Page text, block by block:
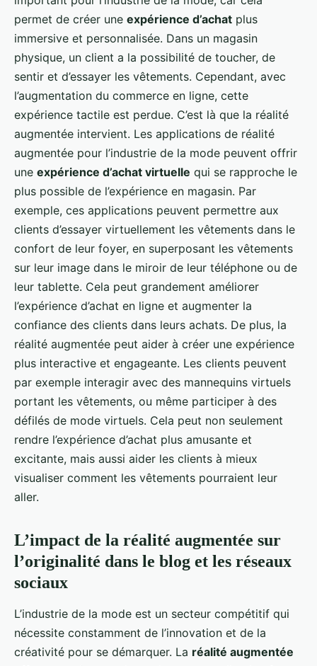
permet de créer une expérience d’achat plus
immersive et personnalisée. Dans un magasin
physique, un client a la possibilité de toucher, de
sentir et d’essayer les vêtements. Cependant, avec
l’augmentation du commerce en ligne, cette
expérience tactile est perdue. C’est là que la réalité
augmentée intervient. Les applications de réalité
augmentée pour l’industrie de la mode peuvent offrir
une expérience d’achat virtuelle qui se rapproche le
plus possible de l’expérience en magasin. Par
exemple, ces applications peuvent permettre aux
clients d’essayer virtuellement les vêtements dans le
confort de leur foyer, en superposant les vêtements
sur leur image dans le miroir de leur téléphone ou de
leur tablette. Cela peut grandement améliorer
l’expérience d’achat en ligne et augmenter la
confiance des clients dans leurs achats. De plus, la
réalité augmentée peut aider à créer une expérience
plus interactive et engageante. Les clients peuvent
par exemple interagir avec des mannequins virtuels
portant les vêtements, ou même participer à des
défilés de mode virtuels. Cela peut non seulement
rendre l’expérience d’achat plus amusante et
excitante, mais aussi aider les clients à mieux
visualiser comment les vêtements pourraient leur
aller.
L’impact de la réalité augmentée sur
l’originalité dans le blog et les réseaux
sociaux
L’industrie de la mode est un secteur compétitif qui
nécessite constamment de l’innovation et de la
créativité pour se démarquer. La réalité augmentée